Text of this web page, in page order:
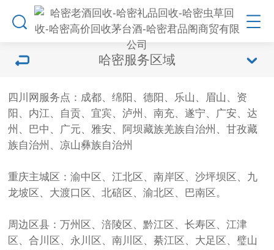
哈密服务区域
四川网服务点：成都、绵阳、德阳、乐山、眉山、资
阳、内江、自贡、宜宾、泸州、南充、遂宁、广安、达
州、巴中、广元、雅安、阿坝藏族羌族自治州、甘孜藏
族自治州、凉山彝族自治州
重庆主城区：渝中区、江北区、南岸区、沙坪坝区、九
龙坡区、大渡口区、北碚区、渝北区、巴南区。
周边区县：万州区、涪陵区、黔江区、长寿区、江津
区、合川区、永川区、南川区、綦江区、大足区、璧山